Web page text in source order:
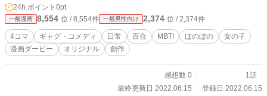
24h.ポイント 0pt
一般漫画 8,554 位 / 8,554件 一般男性向け 2,374 位 / 2,374件
4コマ ギャグ・コメディ 日常 百合 MBTI ほのぼの
女の子
漫画ダービー
オリジナル 創作
感想数 0
1話
最終更新日 2022.06.15
登録日 2022.06.15